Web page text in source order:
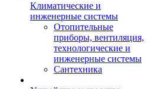
Климатические и
инженерные системы
Отопительные
приборы, вентиляция,
технологические и
инженерные системы
Сантехника